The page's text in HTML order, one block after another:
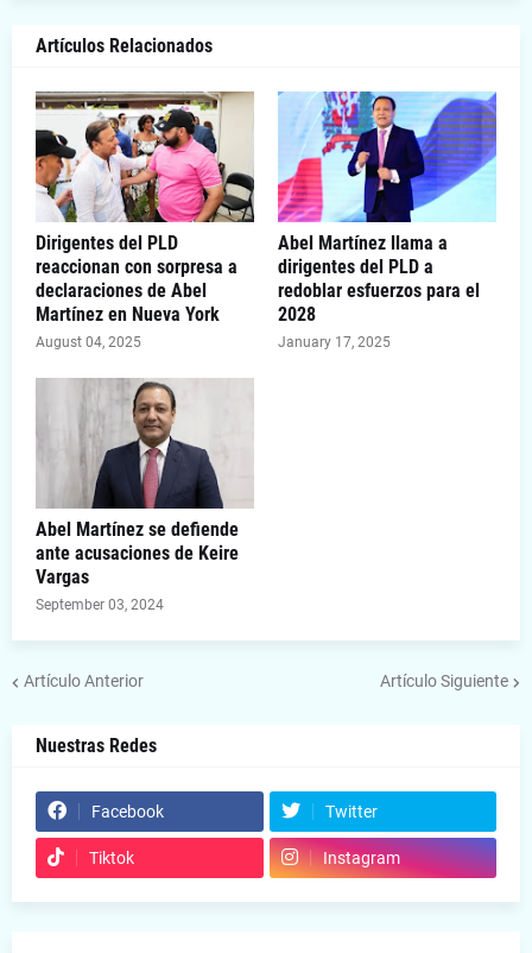
Artículos Relacionados
Dirigentes del PLD
reaccionan con sorpresa a
declaraciones de Abel
Martínez en Nueva York
August 04, 2025
Abel Martínez llama a
dirigentes del PLD a
redoblar esfuerzos para el
2028
January 17, 2025
Abel Martínez se defiende
ante acusaciones de Keire
Vargas
September 03, 2024
Artículo Anterior Artículo Siguiente
Nuestras Redes
Facebook Twitter
Tiktok Instagram